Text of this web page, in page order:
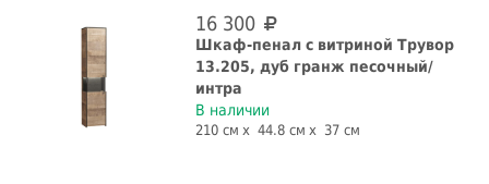
1 шт. 3 шт.
5 шт.
Наличие зеркала Глянец
16 300
Шкаф-пенал с витриной Трувор
13.205, дуб гранж песочный/
интра
В наличии
210 см 44.8 см 37 см